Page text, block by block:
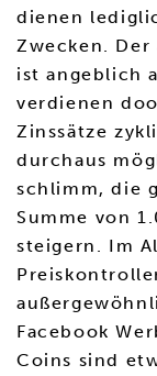
dienen
Zwecken.
ist angeblich
verdienen
Zinssätze
durchaus
schlimm, die
Summe von
steigern. Im
Facebook
Coins sind